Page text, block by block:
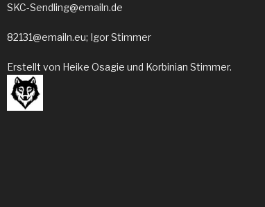
SKC-Sendling@emailn.de
82131@emailn.eu; Igor Stimmer
Erstellt von Heike Osagie und Korbinian Stimmer.